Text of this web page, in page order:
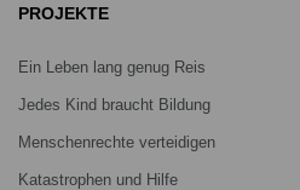
PROJEKTE
Ein Leben lang genug Reis
Jedes Kind braucht Bildung
Menschenrechte verteidigen
Katastrophen und Hilfe